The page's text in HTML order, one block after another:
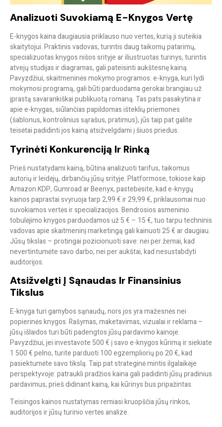
Analizuoti Suvokiamą E-Knygos Vertę
E-knygos kaina daugiausia priklauso nuo vertės, kurią ji suteikia
skaitytojui. Praktinis vadovas, turintis daug taikomų patarimų,
specializuotas knygos nišos srityje ar iliustruotas turinys, turintis
atvejų studijas ir diagramas, gali pateisinti aukštesnę kainą.
Pavyzdžiui, skaitmeninės mokymo programos: e-knyga, kuri lydi
mokymosi programą, gali būti parduodama gerokai brangiau už
įprastą savarankiškai publikuotą romaną. Tas pats pasakytina ir
apie e-knygas, siūlančias papildomas išteklių priemones
(šablonus, kontrolinius sąrašus, pratimus), jūs taip pat galite
teisėtai padidinti jos kainą atsižvelgdami į šiuos priedus.
Tyrinėti Konkurenciją Ir Rinką
Prieš nustatydami kainą, būtina analizuoti tarifus, taikomus
autorių ir leidėjų, dirbančių jūsų srityje. Platformose, tokiose kaip
Amazon KDP, Gumroad ar Beenyx, pastebėsite, kad e-knygų
kainos paprastai svyruoja tarp 2,99 € ir 29,99 €, priklausomai nuo
suvokiamos vertės ir specializacijos. Bendrosios asmeninio
tobulėjimo knygos parduodamos už 5 € – 15 €, tuo tarpu techninis
vadovas apie skaitmeninį marketingą gali kainuoti 25 € ar daugiau.
Jūsų tikslas – protingai pozicionuoti save: nei per žemai, kad
nevertintumėte savo darbo, nei per aukštai, kad nesustabdyti
auditorijos.
Atsižvelgti Į Sąnaudas Ir Finansinius
Tikslus
E-knyga turi gamybos sąnaudų, nors jos yra mažesnės nei
popierinės knygos. Rašymas, maketavimas, vizualai ir reklama –
jūsų išlaidos turi būti padengtos jūsų pardavimo kainoje.
Pavyzdžiui, jei investavote 500 € į savo e-knygos kūrimą ir siekiate
1 500 € pelno, turite parduoti 100 egzempliorių po 20 €, kad
pasiektumėte savo tikslą. Taip pat strateginė mintis ilgalaikėje
perspektyvoje: patraukli pradžios kaina gali padidinti jūsų pradinius
pardavimus, prieš didinant kainą, kai kūrinys bus pripažintas.
Teisingos kainos nustatymas remiasi kruopščia jūsų rinkos,
auditorijos ir jūsų turinio vertės analize.